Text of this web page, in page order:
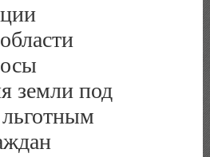
земли под
льготным